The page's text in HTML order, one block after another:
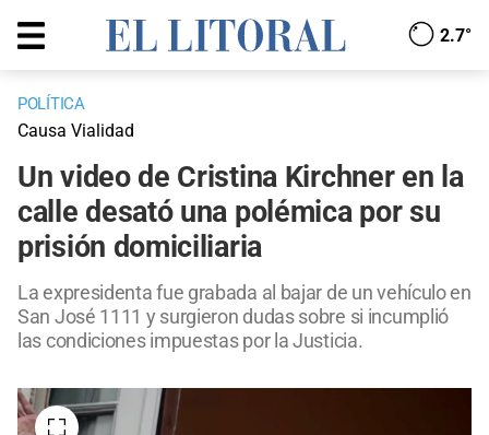
2.7°
POLÍTICA
Causa Vialidad
Un video de Cristina Kirchner en la
calle desató una polémica por su
prisión domiciliaria
La expresidenta fue grabada al bajar de un vehículo en
San José 1111 y surgieron dudas sobre si incumplió
las condiciones impuestas por la Justicia.